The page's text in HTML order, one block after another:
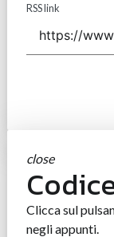
RSS link
close
Clicca sul
negli appunti.